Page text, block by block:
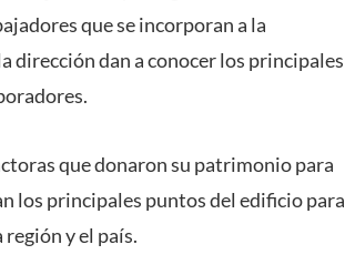
que se incorporan a la
dirección dan a conocer los principales
que donaron su patrimonio para
los principales puntos del edificio para
y el país.